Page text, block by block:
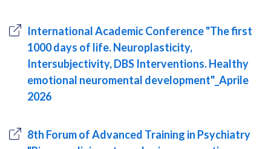
International Academic Conference "The first
1000 days of life. Neuroplasticity,
Intersubjectivity, DBS Interventions. Healthy
emotional neuromental development"_Aprile
2026
8th Forum of Advanced Training in Psychiatry